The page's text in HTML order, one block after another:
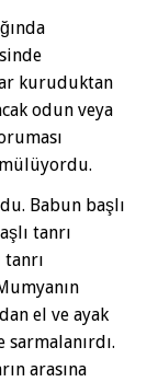
kuruduktan
odun veya
Babun başlı
tanrı
el ve ayak
arasına